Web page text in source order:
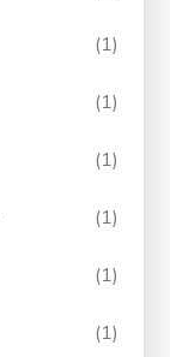
(1)
(1)
(1)
(1)
(1)
(1)